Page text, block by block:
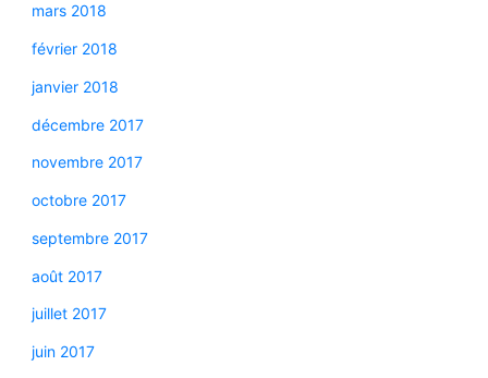
mars 2018
février 2018
janvier 2018
décembre 2017
novembre 2017
octobre 2017
septembre 2017
août 2017
juillet 2017
juin 2017